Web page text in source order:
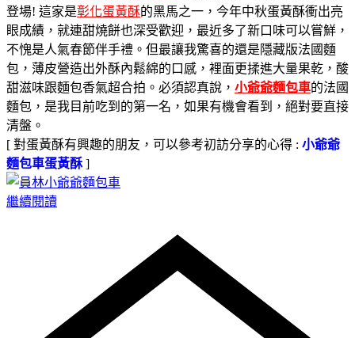
登場! 這家是彰化蛋黃酥的黑馬之一，今年中秋蛋黃酥衝出亮
眼成績，就連甜燒餅也深受歡迎，最近多了新口味可以嘗鮮，
不愧是人氣春節伴手禮。但最讓我驚喜的還是隱藏版法國麵
包，薄皮營造出外酥內鬆綿的口感，裡面更揉進大量果乾，酸
甜滋味跟麵包香氣超合拍。必須認真說， 小爺爺麵包車的法國
麵包，是我目前吃到的第一名，如果有機會看到，絕對要直接
清盤。
[ 對蛋黃酥有興趣的朋友，可以參考初訪分享的心得 : 小爺爺
麵包車蛋黃酥]
繼續閱讀